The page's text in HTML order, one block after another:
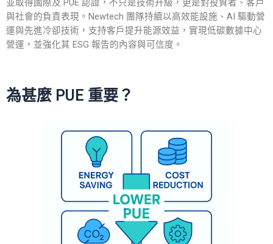
與社會的負責表現。Newtech 團隊持續以高效能設施、AI 驅動營
運與先進冷卻技術，支持客戶提升能源效益，實現低碳數據中心
營運，並強化其 ESG 報告的內容與可信度。
為甚麼 PUE 重要？